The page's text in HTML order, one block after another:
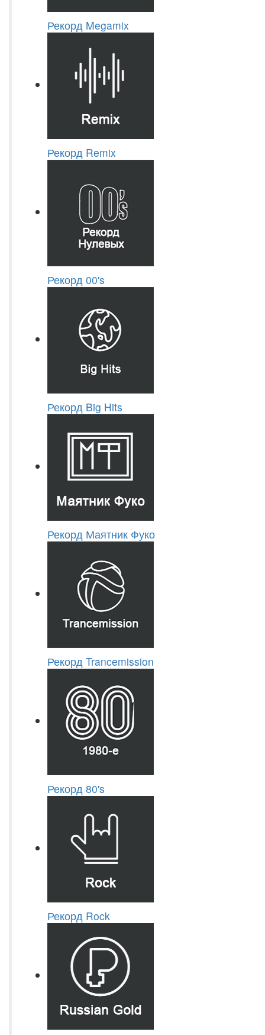
Рекорд Megamix
Рекорд Remix
Рекорд 00's
Рекорд Big Hits
Рекорд Маятник Фуко
Рекорд Trancemission
Рекорд 80's
Рекорд Rock